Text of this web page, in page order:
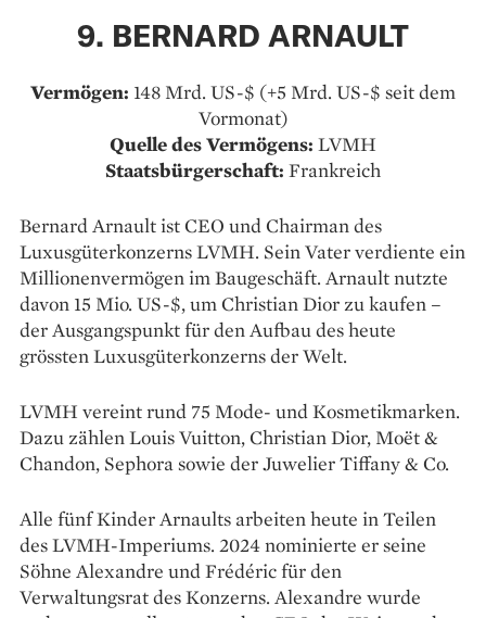
9. BERNARD ARNAULT
Vermögen: 148 Mrd. US-$ (+5 Mrd. US-$ seit dem
Vormonat)
Quelle des Vermögens: LVMH
Staatsbürgerschaft: Frankreich
Bernard Arnault ist CEO und Chairman des
Luxusgüterkonzerns LVMH. Sein Vater verdiente ein
Millionenvermögen im Baugeschäft. Arnault nutzte
davon 15 Mio. US-$, um Christian Dior zu kaufen –
der Ausgangspunkt für den Aufbau des heute
grössten Luxusgüterkonzerns der Welt.
LVMH vereint rund 75 Mode- und Kosmetikmarken.
Dazu zählen Louis Vuitton, Christian Dior, Moët &
Chandon, Sephora sowie der Juwelier Tiffany & Co.
Alle fünf Kinder Arnaults arbeiten heute in Teilen
des LVMH-Imperiums. 2024 nominierte er seine
Söhne Alexandre und Frédéric für den
Verwaltungsrat des Konzerns. Alexandre wurde